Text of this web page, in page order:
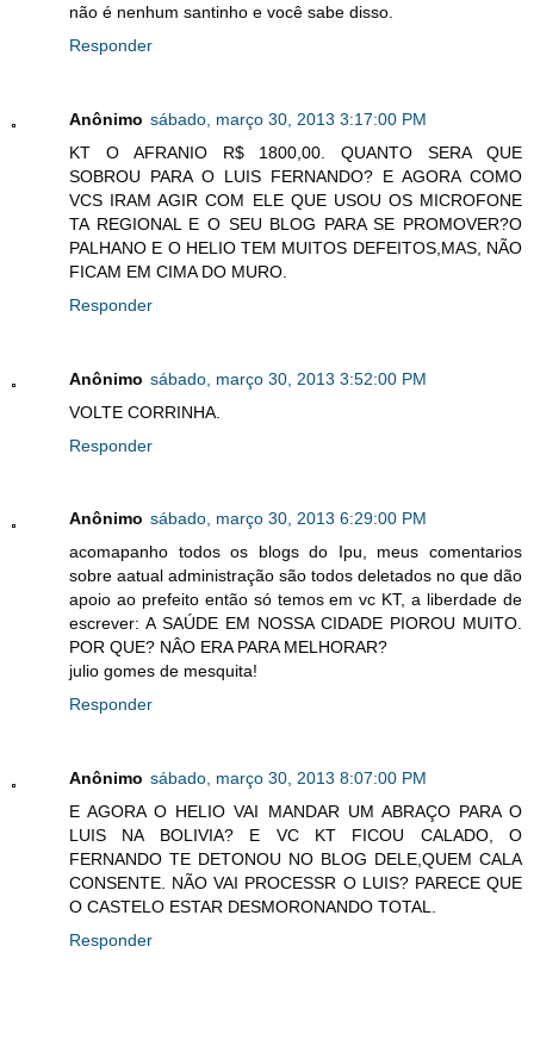
não é nenhum santinho e você sabe disso.
Responder
Anônimo sábado, março 30, 2013 3:17:00 PM
KT O AFRANIO R$ 1800,00. QUANTO SERA QUE
SOBROU PARA O LUIS FERNANDO? E AGORA COMO
VCS IRAM AGIR COM ELE QUE USOU OS MICROFONE
TA REGIONAL E O SEU BLOG PARA SE PROMOVER?O
PALHANO E O HELIO TEM MUITOS DEFEITOS,MAS, NÃO
FICAM EM CIMA DO MURO.
Responder
Anônimo sábado, março 30, 2013 3:52:00 PM
VOLTE CORRINHA.
Responder
Anônimo sábado, março 30, 2013 6:29:00 PM
acomapanho todos os blogs do Ipu, meus comentarios
sobre aatual administração são todos deletados no que dão
apoio ao prefeito então só temos em vc KT, a liberdade de
escrever: A SAÚDE EM NOSSA CIDADE PIOROU MUITO.
POR QUE? NÂO ERA PARA MELHORAR?
julio gomes de mesquita!
Responder
Anônimo sábado, março 30, 2013 8:07:00 PM
E AGORA O HELIO VAI MANDAR UM ABRAÇO PARA O
LUIS NA BOLIVIA? E VC KT FICOU CALADO, O
FERNANDO TE DETONOU NO BLOG DELE,QUEM CALA
CONSENTE. NÃO VAI PROCESSR O LUIS? PARECE QUE
O CASTELO ESTAR DESMORONANDO TOTAL.
Responder